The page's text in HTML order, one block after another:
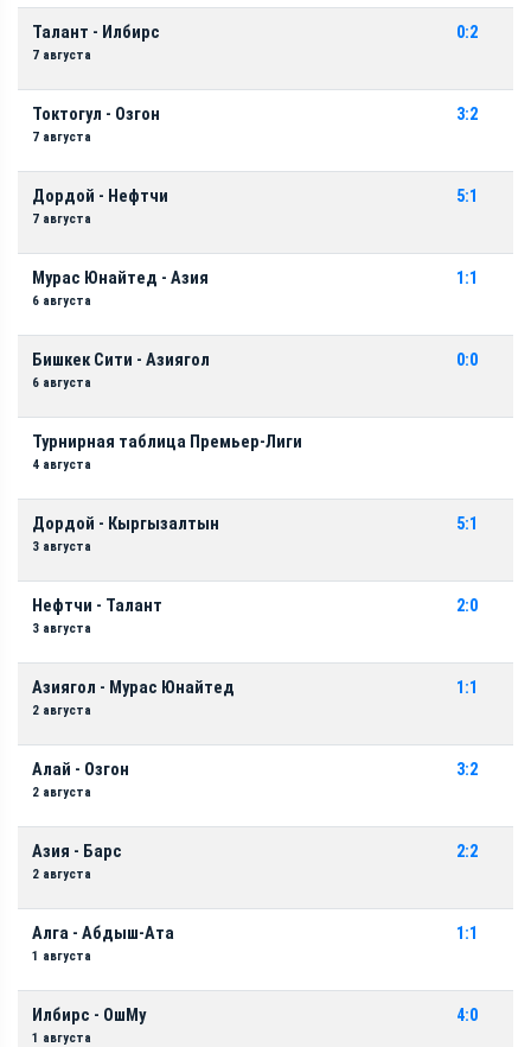
Талант - Илбирс
7 августа
0:2
Токтогул - Озгон
7 августа
3:2
Дордой - Нефтчи
7 августа
5:1
Мурас Юнайтед - Азия
6 августа
1:1
Бишкек Сити - Азиягол
6 августа
0:0
Турнирная таблица Премьер-Лиги
4 августа
Дордой - Кыргызалтын
3 августа
5:1
Нефтчи - Талант
3 августа
2:0
Азиягол - Мурас Юнайтед
2 августа
1:1
Алай - Озгон
2 августа
3:2
Азия - Барс
2 августа
2:2
Алга - Абдыш-Ата
1 августа
1:1
Илбирс - ОшМу
1 августа
4:0